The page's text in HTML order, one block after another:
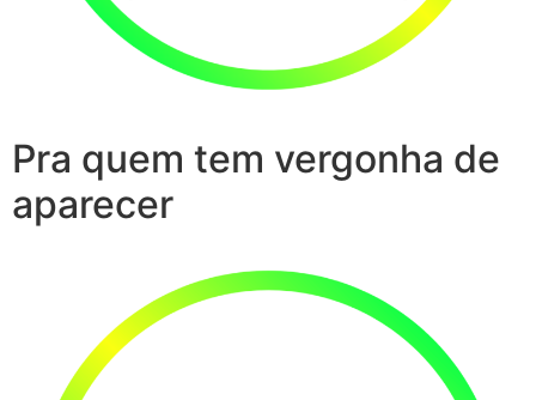
Pra quem tem vergonha de
aparecer